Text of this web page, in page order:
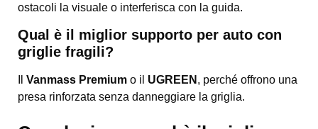
ostacoli la visuale o interferisca con la guida.
Qual è il miglior supporto per auto con
griglie fragili?
Vanmass Premium o il UGREEN , perché offrono una
presa rinforzata senza danneggiare la griglia.